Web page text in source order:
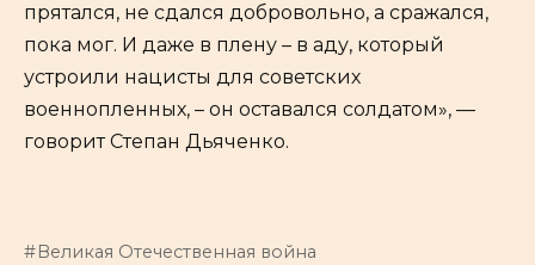
прятался, не сдался добровольно, а сражался,
пока мог. И даже в плену – в аду, который
устроили нацисты для советских
военнопленных, – он оставался солдатом», —
говорит Степан Дьяченко.
Великая Отечественная война